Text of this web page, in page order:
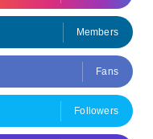
Members
Fans
Followers